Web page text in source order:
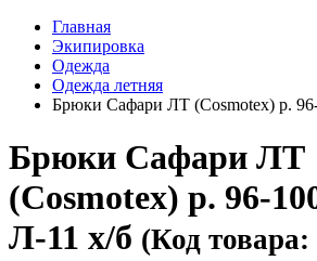
Главная
Экипировка
Одежда
Одежда летняя
Брюки Сафари ЛТ (Cosmotex) р.
Брюки Сафари ЛТ
(Cosmotex) р. 96-
Л-11 х/б (Код товара: